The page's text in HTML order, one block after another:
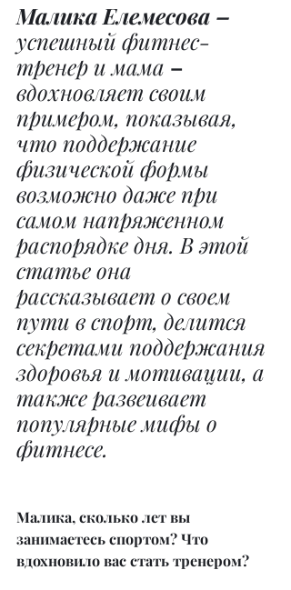
Малика Елемесова –
успешный фитнес-
тренер и мама –
вдохновляет своим
примером, показывая,
что поддержание
физической формы
возможно даже при
самом напряженном
распорядке дня. В этой
статье она
рассказывает о своем
пути в спорт, делится
секретами поддержания
здоровья и мотивации, а
также развеивает
популярные мифы о
фитнесе.
Малика, сколько лет вы
занимаетесь спортом? Что
вдохновило вас стать тренером?